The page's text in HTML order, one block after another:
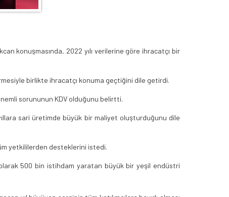
konuşmasında, 2022 yılı verilerine göre ihracatçı bir
birlikte ihracatçı konuma geçtiğini dile getirdi.
sorununun KDV olduğunu belirtti.
sari üretimde büyük bir maliyet oluşturduğunu dile
yetkililerden desteklerini istedi.
500 bin istihdam yaratan büyük bir yeşil endüstri